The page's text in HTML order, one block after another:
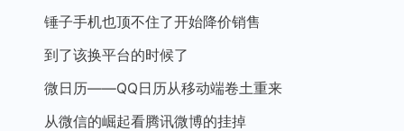
锤子手机也顶不住了开始降价销售
到了该换平台的时候了
微日历——QQ日历从移动端卷土重来
从微信的崛起看腾讯微博的挂掉